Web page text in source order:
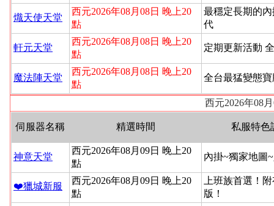
熾天使天堂
西元2026年08月08日 晚上20
點
最穩定長期的
代
軒元天堂
西元2026年08月08日 晚上20
點
定期更新活動
魔法陣天堂
西元2026年08月08日 晚上20
點
全台最猛變態寶
西元2026年08
伺服器名稱 精選時間 私服特色
神意天堂
西元2026年08月09日 晚上20
點
內掛~獨家地圖
❤️獵城新服
西元2026年08月09日 晚上20
點
上班族首選！
版！